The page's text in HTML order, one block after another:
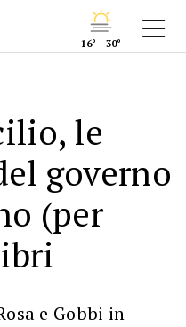
16° - 30°
le
governo
(per
e Gobbi in